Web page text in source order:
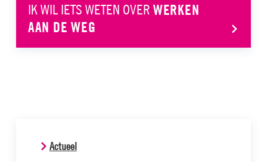
IK WIL IETS WETEN OVER WERKEN
AAN DE WEG
Actueel